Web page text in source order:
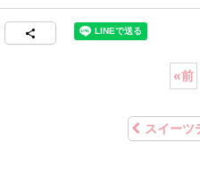
«前
スイーツ